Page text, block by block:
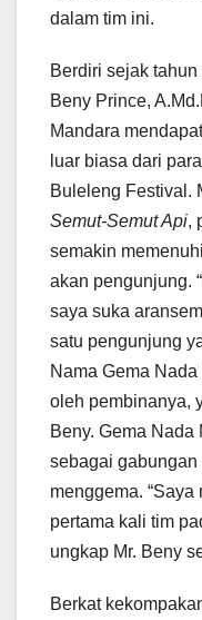
dalam tim ini.
Berdiri sejak
Beny Prince,
Mandara
luar biasa dari
Buleleng Festival.
Semut-Semut Api,
semakin
akan pengunjung.
saya suka
satu pengunjung
Nama Gema
oleh pembinanya,
Beny. Gema Nada
sebagai
menggema.
pertama kali tim
ungkap Mr. Beny
Berkat